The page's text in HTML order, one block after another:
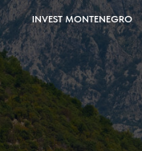
INVEST MONTENEGRO